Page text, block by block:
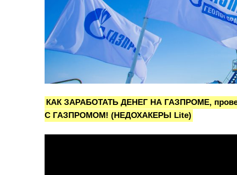
КАК ЗАРАБОТАТЬ ДЕНЕГ НА ГАЗПРОМЕ,
С ГАЗПРОМОМ! (НЕДОХАКЕРЫ Lite)